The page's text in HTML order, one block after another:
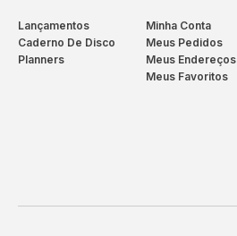
Lançamentos
Caderno De Disco
Planners
Minha Conta
Meus Pedidos
Meus Endereços
Meus Favoritos